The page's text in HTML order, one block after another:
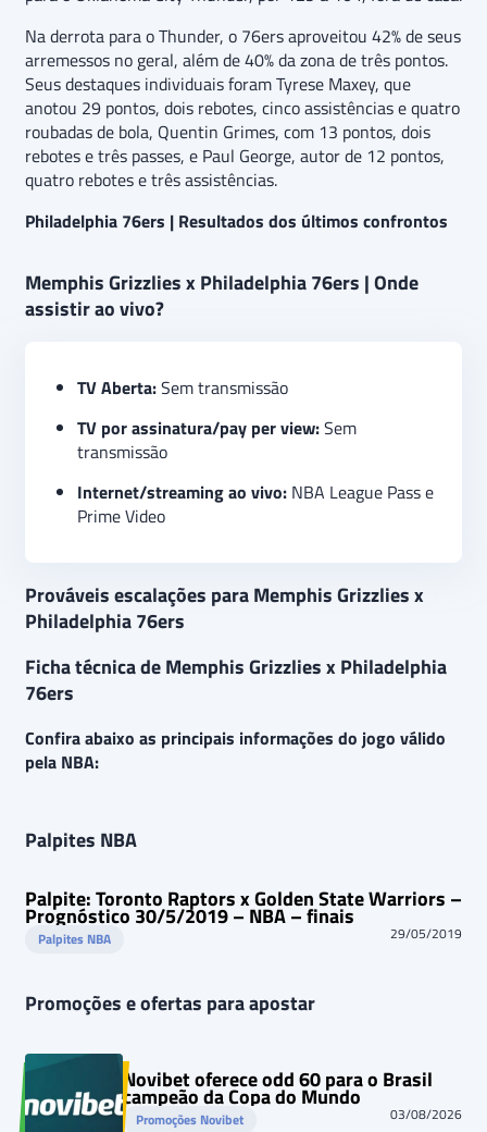
Na derrota para o Thunder, o 76ers aproveitou 42% de seus
arremessos no geral, além de 40% da zona de três pontos.
Seus destaques individuais foram Tyrese Maxey, que
anotou 29 pontos, dois rebotes, cinco assistências e quatro
roubadas de bola, Quentin Grimes, com 13 pontos, dois
rebotes e três passes, e Paul George, autor de 12 pontos,
quatro rebotes e três assistências.
Philadelphia 76ers | Resultados dos últimos confrontos
Memphis Grizzlies x Philadelphia 76ers | Onde
assistir ao vivo?
TV Aberta:Sem transmissão
TV por assinatura/pay per view:Sem
transmissão
Internet/streaming ao vivo: NBA League Pass e
Prime Video
Prováveis escalações para Memphis Grizzlies x
Philadelphia 76ers
Ficha técnica de Memphis Grizzlies x Philadelphia
76ers
Confira abaixo as principais informações do jogo válido
pela NBA:
Palpites NBA
Palpite: Toronto Raptors x Golden State Warriors –
Prognóstico 30/5/2019 – NBA – finais
Palpites NBA 29/05/2019
Promoções e ofertas para apostar
Novibet oferece odd 60 para o Brasil
campeão da Copa do Mundo
Promoções Novibet 03/08/2026